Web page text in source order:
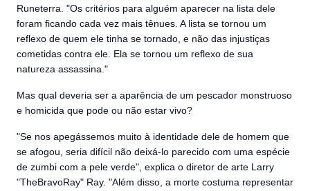
Runeterra. "Os critérios para alguém aparecer na lista dele
foram ficando cada vez mais tênues. A lista se tornou um
reflexo de quem ele tinha se tornado, e não das injustiças
cometidas contra ele. Ela se tornou um reflexo de sua
natureza assassina."
Mas qual deveria ser a aparência de um pescador monstruoso
e homicida que pode ou não estar vivo?
"Se nos apegássemos muito à identidade dele de homem que
se afogou, seria difícil não deixá-lo parecido com uma espécie
de zumbi com a pele verde", explica o diretor de arte Larry
"TheBravoRay" Ray. "Além disso, a morte costuma representar